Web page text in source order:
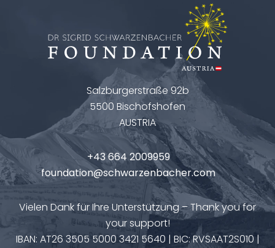
Salzburgerstraße 92b
5500 Bischofshofen
AUSTRIA
+43 664 2009959
foundation@schwarzenbacher.com
Vielen Dank für Ihre Unterstützung – Thank you for
your support!
IBAN: AT26 3505 5000 3421 5640 | BIC: RVSAAT2S010 |